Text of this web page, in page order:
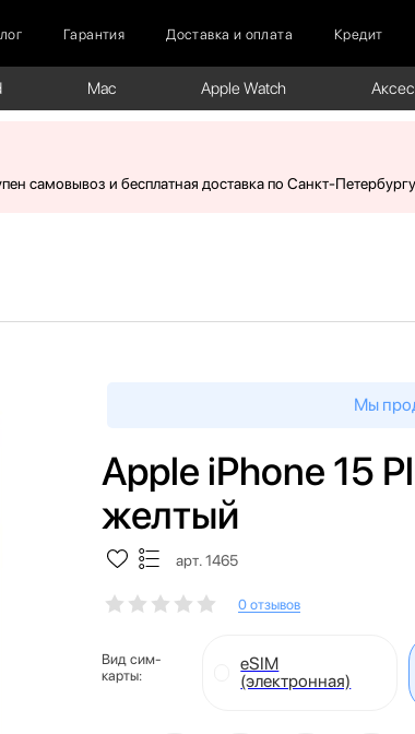
Гарантия Доставка и оплата Кредит
Mac Apple Watch
самовывоз и бесплатная доставка по Санкт-
Мы
Apple iPhone 15
желтый
арт. 1465
0 отзывов
Вид сим-
карты:
eSIM
(электронная)